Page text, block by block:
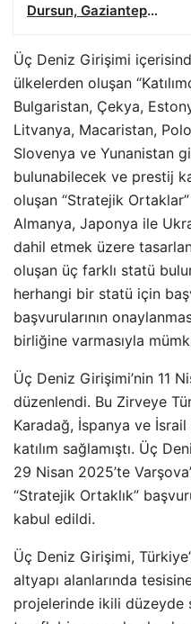
Dursun, Gaziantep
Üç Deniz Girişimi
ülkelerden oluşan
Bulgaristan, Çekya,
Litvanya, Macaristan,
Slovenya ve Yunanistan
bulunabilecek ve prestij
oluşan “Stratejik
Almanya, Japonya ile
dahil etmek üzere
oluşan üç farklı statü
herhangi bir statü için
başvurularının
birliğine varmasıyla
Üç Deniz Girişimi’nin 11
düzenlendi. Bu Zirveye
Karadağ, İspanya ve
katılım sağlamıştı. Üç
29 Nisan 2025’te
“Stratejik Ortaklık”
kabul edildi.
Üç Deniz Girişimi,
altyapı alanlarında
projelerinde ikili düzeyde